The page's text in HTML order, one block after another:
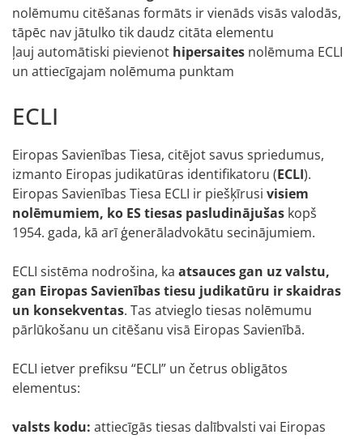
nolēmumu citēšanas formāts ir vienāds visās valodās,
tāpēc nav jātulko tik daudz citāta elementu
ļauj automātiski pievienot hipersaites nolēmuma ECLI
un attiecīgajam nolēmuma punktam
ECLI
Eiropas Savienības Tiesa, citējot savus spriedumus,
izmanto Eiropas judikatūras identifikatoru (ECLI).
Eiropas Savienības Tiesa ECLI ir piešķīrusi visiem
nolēmumiem, ko ES tiesas pasludinājušas kopš
1954. gada, kā arī ģenerāladvokātu secinājumiem.
ECLI sistēma nodrošina, ka atsauces gan uz valstu,
gan Eiropas Savienības tiesu judikatūru ir skaidras
un konsekventas. Tas atvieglo tiesas nolēmumu
pārlūkošanu un citēšanu visā Eiropas Savienībā.
ECLI ietver prefiksu “ECLI” un četrus obligātos
elementus:
valsts kodu: attiecīgās tiesas dalībvalsti vai Eiropas